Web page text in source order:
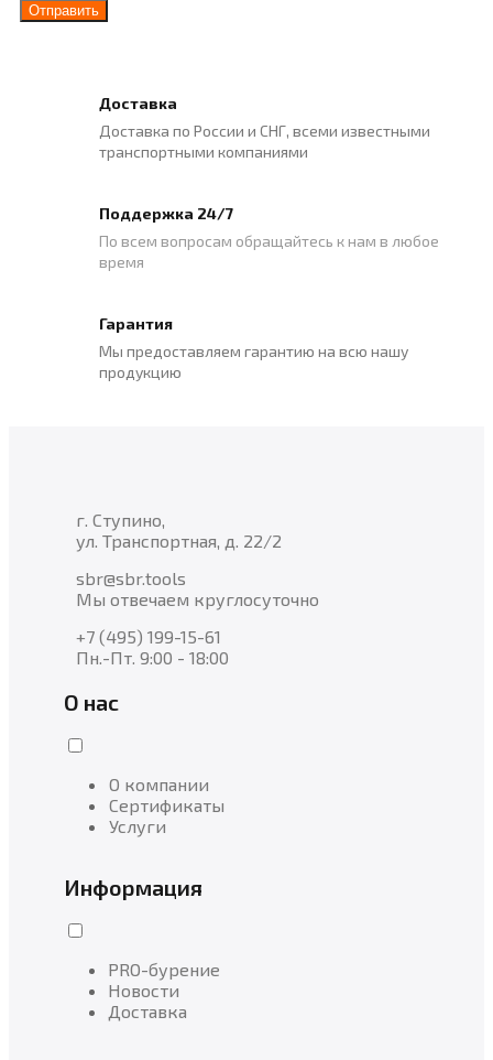
Доставка
Доставка по России и СНГ, всеми известными
транспортными компаниями
Поддержка 24/7
По всем вопросам обращайтесь к нам в любое
время
Гарантия
Мы предоставляем гарантию на всю нашу
продукцию
г. Ступино,
ул. Транспортная, д. 22/2
sbr@sbr.tools
Мы отвечаем круглосуточно
+7 (495) 199-15-61
Пн.-Пт. 9:00 - 18:00
О нас
О компании
Сертификаты
Услуги
Информация
PRO-бурение
Новости
Доставка